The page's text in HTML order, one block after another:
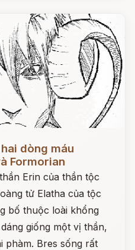
dòng máu
Formorian
Erin của thần tộc
tử Elatha của tộc
bố thuộc loài khổng
giống một vị thần,
phàm. Bres sống rất